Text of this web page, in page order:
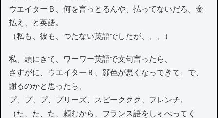
ウエイターＢ、何を言っとるんや、払ってないだろ。金
払え、と英語。
（私も、彼も、つたない英語でしたが、、、）
私、頭にきて、ワーワー英語で文句言ったら、
さすがに、ウエイターＢ、顔色が悪くなってきて、で、
謝るのかと思ったら、
プ、プ、プ、プリーズ、スピーククク、フレンチ。
（た、た、た、頼むから、フランス語をしゃべってく